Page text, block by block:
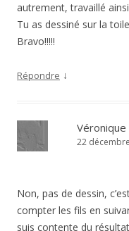
autrement, travaillé
Tu as dessiné sur la
Bravo!!!!!
Répondre ↓
Véronique
22
Non, pas de dessin,
compter les fils en
suis contente du